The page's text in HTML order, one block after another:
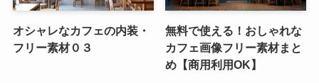
オシャレなカフェの内装・
フリー素材０３
無料で使える！おしゃれな
カフェ画像フリー素材まと
め【商用利用OK】